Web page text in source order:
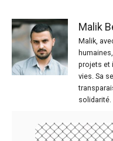
Malik
Malik,
projets et
vies. Sa
solidarité.